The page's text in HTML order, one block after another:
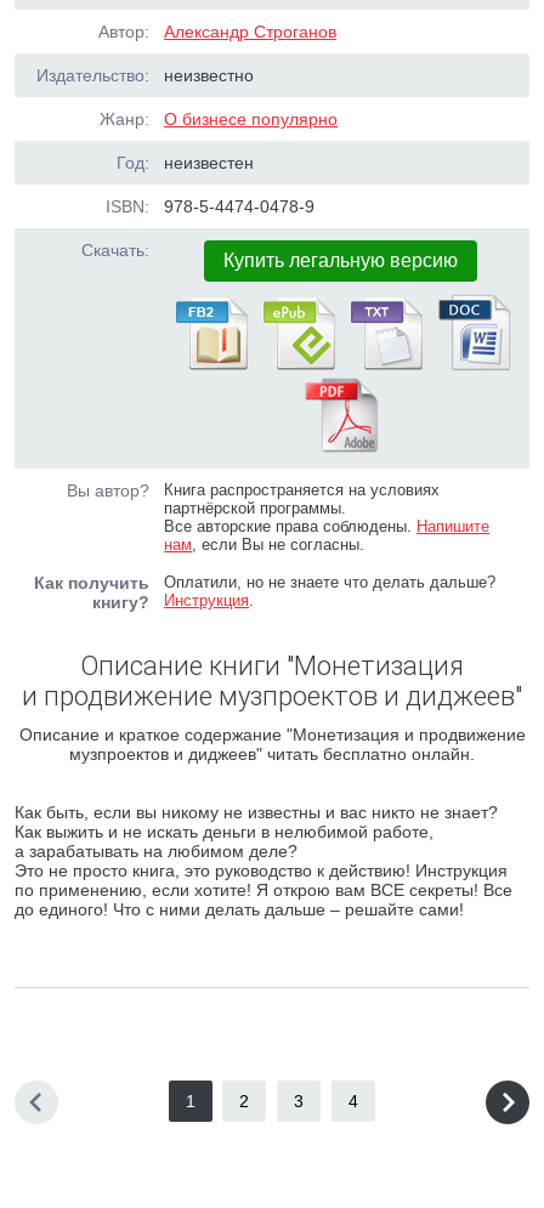
Автор: Александр Строганов
Издательство: неизвестно
Жанр: О бизнесе популярно
Год: неизвестен
ISBN: 978-5-4474-0478-9
Скачать: Купить легальную версию
Вы автор?
Книга распространяется на условиях
партнёрской программы.
Все авторские права соблюдены. Напишите
нам, если Вы не согласны.
Как получить
книгу?
Оплатили, но не знаете что делать дальше?
Инструкция.
Описание книги "Монетизация
и продвижение музпроектов и диджеев"
Описание и краткое содержание "Монетизация и продвижение
музпроектов и диджеев" читать бесплатно онлайн.
Как быть, если вы никому не известны и вас никто не знает?
Как выжить и не искать деньги в нелюбимой работе,
а зарабатывать на любимом деле?
Это не просто книга, это руководство к действию! Инструкция
по применению, если хотите! Я открою вам ВСЕ секреты! Все
до единого! Что с ними делать дальше – решайте сами!
1 2 3 4